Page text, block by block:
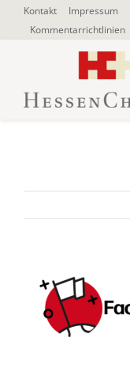
Zum
Inhalt
Kontakt Impressum
Kommentarrichtlinien
Über uns
SUCHE
NACH: